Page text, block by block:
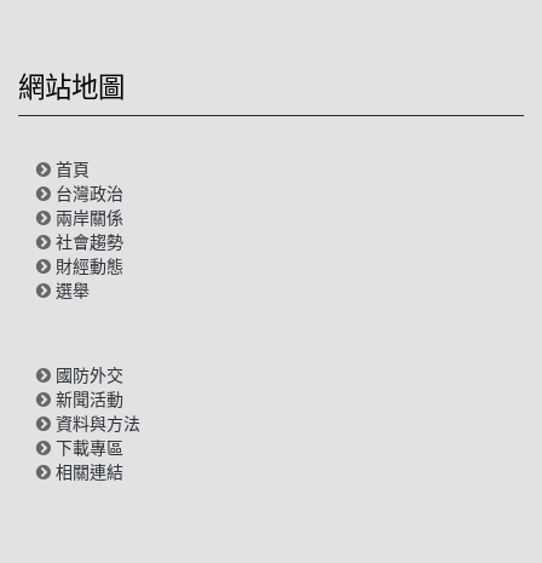
網站地圖
首頁
台灣政治
兩岸關係
社會趨勢
財經動態
選舉
國防外交
新聞活動
資料與方法
下載專區
相關連結